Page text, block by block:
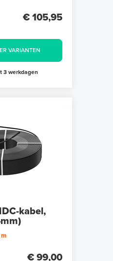
€ 105,95
VARIANTEN
3 werkdagen
kabel,
€ 99,00